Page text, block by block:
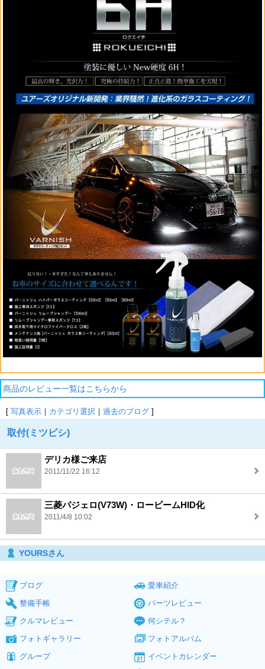
商品のレビュー一覧はこちらから
[ 写真表示 ｜ カテゴリ選択 ｜ 過去のブログ ]
取付(ミツビシ)
デリカ様ご来店
2011/11/22 16:12
三菱パジェロ(V73W)・ロービームHID化
2011/4/8 10:02
YOURSさん
ブログ
愛車紹介
整備手帳
パーツレビュー
クルマレビュー
何シテル？
フォトギャラリー
フォトアルバム
グループ
イベントカレンダー